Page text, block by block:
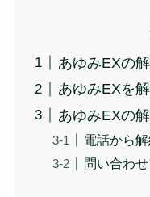
あゆみEXの
あゆみEXを
あゆみEXの
電話から
問い合わ